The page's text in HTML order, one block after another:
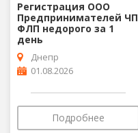
Регистрация ООО
Предпринимателей ЧП
ФЛП недорого за 1
день
Днепр
01.08.2026
Подробнее